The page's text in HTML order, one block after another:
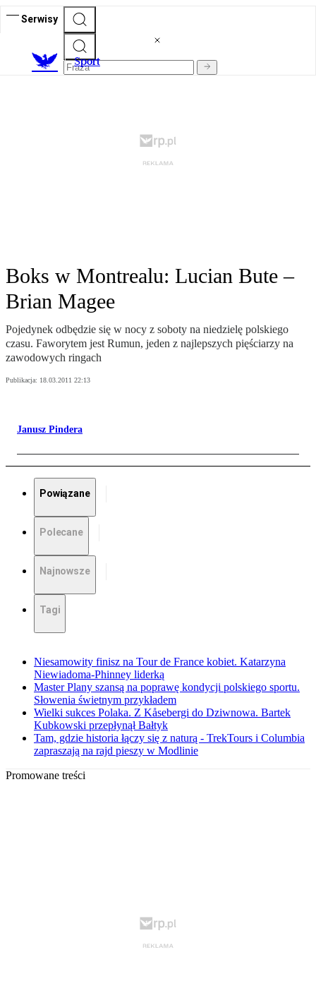
Serwisy
Sport
Boks w Montrealu: Lucian Bute –
Brian Magee
Pojedynek odbędzie się w nocy z soboty na niedzielę polskiego
czasu. Faworytem jest Rumun, jeden z najlepszych pięściarzy na
zawodowych ringach
Publikacja: 18.03.2011 22:13
Janusz Pindera
Powiązane
Polecane
Najnowsze
Tagi
Niesamowity finisz na Tour de France kobiet. Katarzyna
Niewiadoma-Phinney liderką
Master Plany szansą na poprawę kondycji polskiego sportu.
Słowenia świetnym przykładem
Wielki sukces Polaka. Z Kåsebergi do Dziwnowa. Bartek
Kubkowski przepłynął Bałtyk
Tam, gdzie historia łączy się z naturą - TrekTours i Columbia
zapraszają na rajd pieszy w Modlinie
Promowane treści